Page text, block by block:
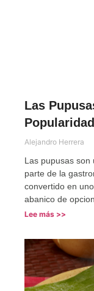
Las
Alejandro Herrera
Las pupusas son
parte de la
convertido en
abanico de
Lee más >>